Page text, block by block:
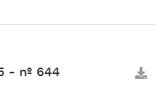
- nº 644